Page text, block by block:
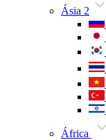
Ásia 2
África